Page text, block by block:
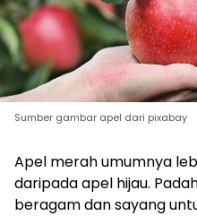
Sumber gambar apel dari pixabay
Apel merah umumnya
daripada apel hijau.
beragam dan sayang